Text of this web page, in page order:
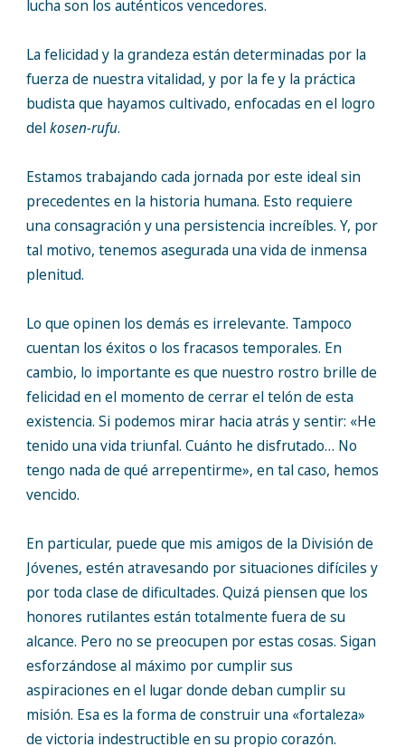
lucha son los auténticos vencedores.
La felicidad y la grandeza están determinadas por la
fuerza de nuestra vitalidad, y por la fe y la práctica
budista que hayamos cultivado, enfocadas en el logro
delkosen-rufu.
Estamos trabajando cada jornada por este ideal sin
precedentes en la historia humana. Esto requiere
una consagración y una persistencia increíbles. Y, por
tal motivo, tenemos asegurada una vida de inmensa
plenitud.
Lo que opinen los demás es irrelevante. Tampoco
cuentan los éxitos o los fracasos temporales. En
cambio, lo importante es que nuestro rostro brille de
felicidad en el momento de cerrar el telón de esta
existencia. Si podemos mirar hacia atrás y sentir: «He
tenido una vida triunfal. Cuánto he disfrutado… No
tengo nada de qué arrepentirme», en tal caso, hemos
vencido.
En particular, puede que mis amigos de la División de
Jóvenes, estén atravesando por situaciones difíciles y
por toda clase de dificultades. Quizá piensen que los
honores rutilantes están totalmente fuera de su
alcance. Pero no se preocupen por estas cosas. Sigan
esforzándose al máximo por cumplir sus
aspiraciones en el lugar donde deban cumplir su
misión. Esa es la forma de construir una «fortaleza»
de victoria indestructible en su propio corazón.